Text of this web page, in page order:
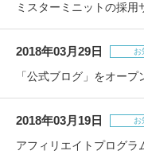
ミスターミニットの採用
2018年03月29日 お
「公式ブログ」をオープ
2018年03月19日 お
アフィリエイトプログラ